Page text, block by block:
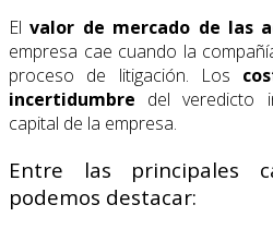
Elvalor de mercado de las
empresa cae cuando la
proceso de litigación. Los
incertidumbre del veredicto
capital de la empresa.
Entre las principales
podemos destacar: